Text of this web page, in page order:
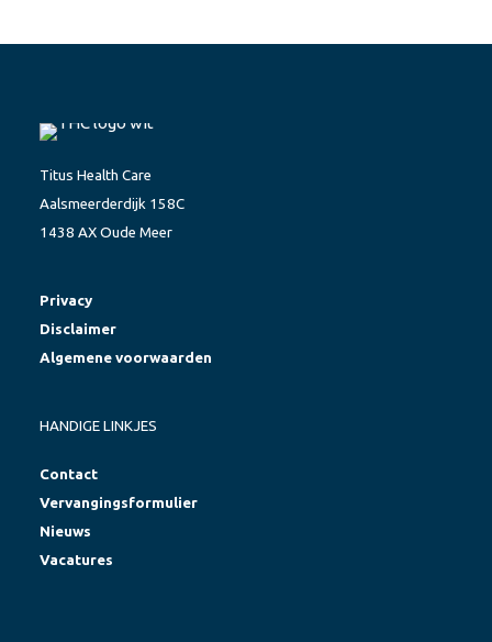
Titus Health Care
Aalsmeerderdijk 158C
1438 AX Oude Meer
Privacy
Disclaimer
Algemene voorwaarden
HANDIGE LINKJES
Contact
Vervangingsformulier
Nieuws
Vacatures